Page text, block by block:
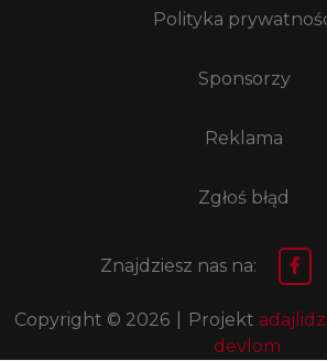
Polityka
Sponsorzy
Reklama
Zgłoś błąd
Znajdziesz nas na:
Copyright © 2026 Projekt
devlom